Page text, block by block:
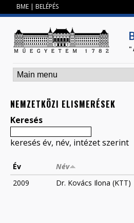
BME | BELÉPÉS
NEMZETKÖZI ELISMERÉSEK
Keresés
keresés év, név, intézet szerint
Év Név
2009
Dr. Kovács Ilona (KTT)